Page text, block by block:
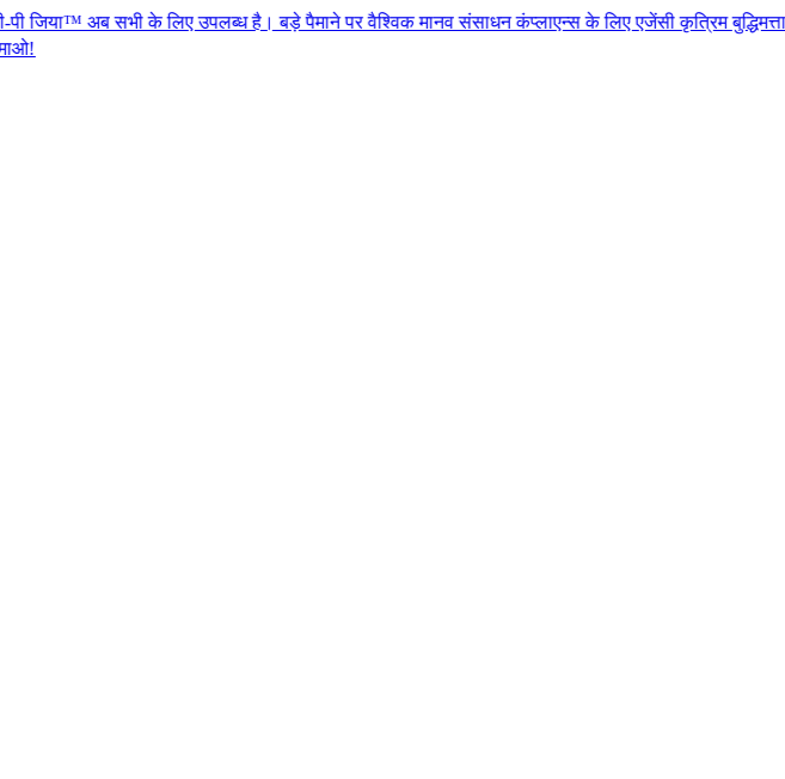
सभी के लिए उपलब्ध है। बड़े पैमाने पर वैश्विक मानव संसाधन कंप्लाएन्स के लिए एजेंसी कृत्रिम बुद्धिमत्ता को डिलीवर